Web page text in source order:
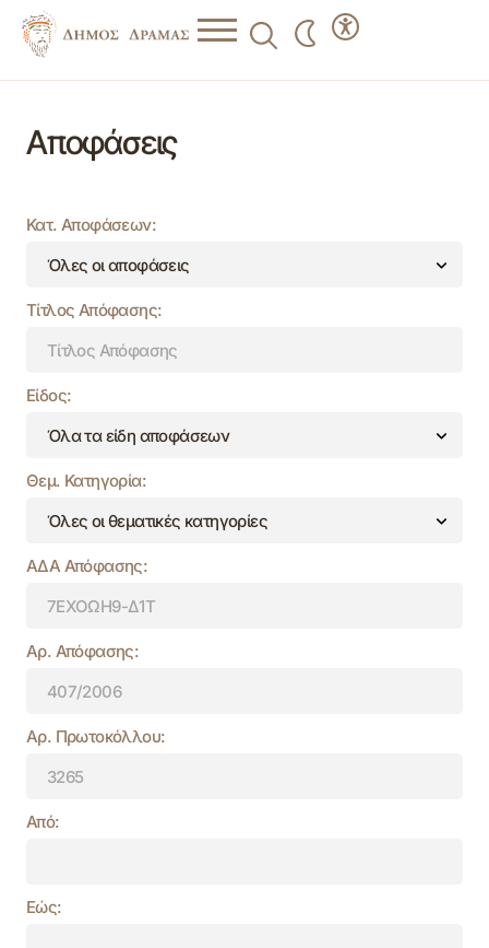
Αποφάσεις
Κατ. Αποφάσεων:
Τίτλος Απόφασης:
Είδος:
Θεμ. Κατηγορία:
ΑΔΑ Απόφασης:
Αρ. Απόφασης:
Αρ. Πρωτοκόλλου:
Από:
Εώς: